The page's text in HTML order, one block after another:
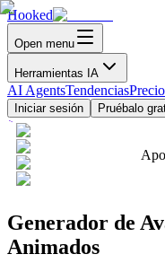
Hooked
Open menu
Herramientas IA
AI AgentsTendencias
Iniciar sesión Pruébalo
Generador de
Animados